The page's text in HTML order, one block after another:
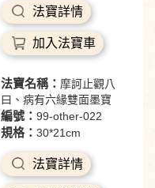
法寶詳情
加入法寶車
法寶名稱： 摩訶止觀八
曰、病有六緣雙面墨寶
編號： 99-other-022
規格： 30*21cm
法寶詳情